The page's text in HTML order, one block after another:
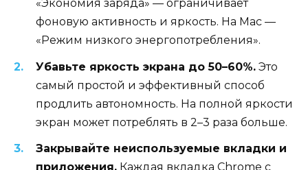
«Экономия заряда» — ограничивает
фоновую активность и яркость. На Mac —
«Режим низкого энергопотребления».
Убавьте яркость экрана до 50–60%. Это
самый простой и эффективный способ
продлить автономность. На полной яркости
экран может потреблять в 2–3 раза больше.
Закрывайте неиспользуемые вкладки и
приложения. Каждая вкладка Chrome с